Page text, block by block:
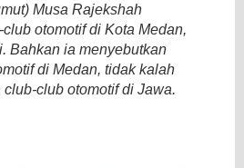
Musa Rajekshah
otomotif di Kota Medan,
Bahkan ia menyebutkan
di Medan, tidak kalah
club otomotif di Jawa.